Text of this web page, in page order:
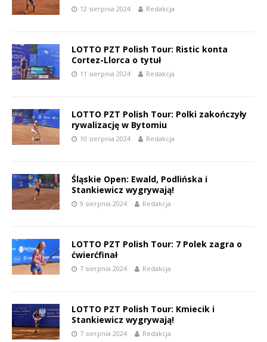
12 sierpnia 2024 Redakcja
LOTTO PZT Polish Tour: Ristic konta
Cortez-Llorca o tytuł
11 sierpnia 2024 Redakcja
LOTTO PZT Polish Tour: Polki zakończyły
rywalizację w Bytomiu
10 sierpnia 2024 Redakcja
Śląskie Open: Ewald, Podlińska i
Stankiewicz wygrywają!
9 sierpnia 2024 Redakcja
LOTTO PZT Polish Tour: 7 Polek zagra o
ćwierćfinał
7 sierpnia 2024 Redakcja
LOTTO PZT Polish Tour: Kmiecik i
Stankiewicz wygrywają!
7 sierpnia 2024 Redakcja